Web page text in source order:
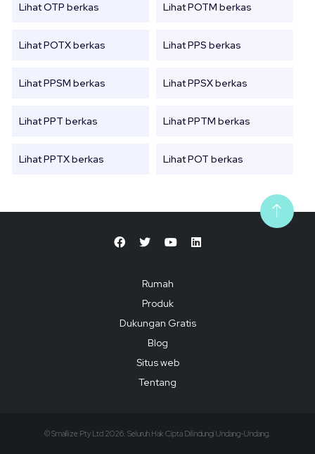
Lihat OTP berkas Lihat POTM berkas
Lihat POTX berkas Lihat PPS berkas
Lihat PPSM berkas Lihat PPSX berkas
Lihat PPT berkas Lihat PPTM berkas
Lihat PPTX berkas Lihat POT berkas
Rumah
Produk
Dukungan Gratis
Blog
Situs web
Tentang
© Smallize Pty Ltd 2026. Seluruh Hak Cipta Dilindungi Undang-Undang.